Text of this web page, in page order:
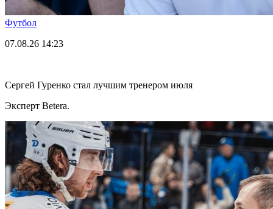
Футбол
07.08.26 14:23
Сергей Гуренко стал лучшим тренером июля
Эксперт Betera.